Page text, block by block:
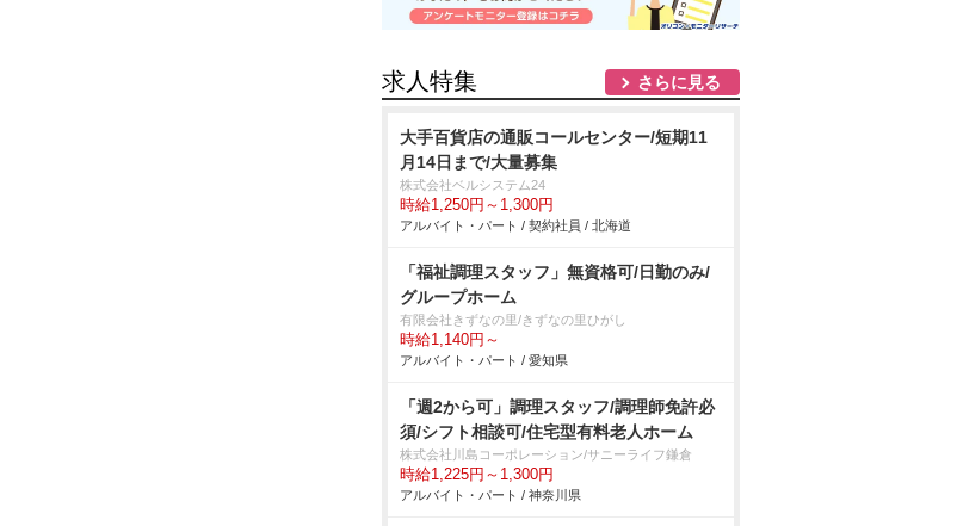
求人特集 さらに見る
大手百貨店の通販コールセンター/短期11
月14日まで/大量募集
株式会社ベルシステム24
時給1,250円～1,300円
アルバイト・パート / 契約社員 / 北海道
「福祉調理スタッフ」無資格可/日勤のみ/
グループホーム
有限会社きずなの里/きずなの里ひがし
時給1,140円～
アルバイト・パート / 愛知県
「週2から可」調理スタッフ/調理師免許必
須/シフト相談可/住宅型有料老人ホーム
株式会社川島コーポレーション/サニーライフ鎌倉
時給1,225円～1,300円
アルバイト・パート / 神奈川県